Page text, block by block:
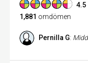
4.5
1,881 omdömen
Pernilla G: Middag, 6 personer,